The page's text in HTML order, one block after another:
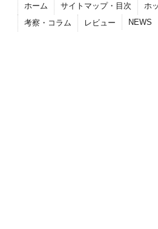
ホーム サイトマップ・目次
ホ
考察・コラム
レビュー NEWS